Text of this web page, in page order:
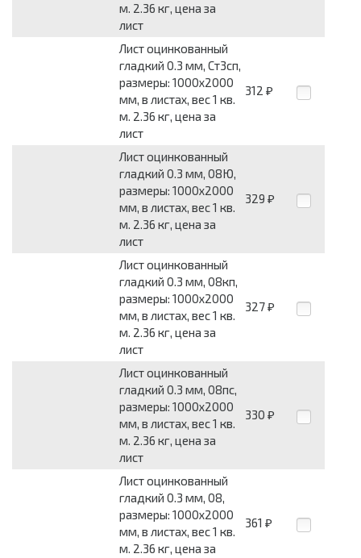
м. 2.36 кг, цена за
лист
Лист оцинкованный
гладкий 0.3 мм, Ст3сп,
размеры: 1000x2000
мм, в листах, вес 1 кв.
м. 2.36 кг, цена за
лист
312 ₽
Лист оцинкованный
гладкий 0.3 мм, 08Ю,
размеры: 1000x2000
мм, в листах, вес 1 кв.
м. 2.36 кг, цена за
лист
329 ₽
Лист оцинкованный
гладкий 0.3 мм, 08кп,
размеры: 1000x2000
мм, в листах, вес 1 кв.
м. 2.36 кг, цена за
лист
327 ₽
Лист оцинкованный
гладкий 0.3 мм, 08пс,
размеры: 1000x2000
мм, в листах, вес 1 кв.
м. 2.36 кг, цена за
лист
330 ₽
Лист оцинкованный
гладкий 0.3 мм, 08,
размеры: 1000x2000
мм, в листах, вес 1 кв.
м. 2.36 кг, цена за
361 ₽